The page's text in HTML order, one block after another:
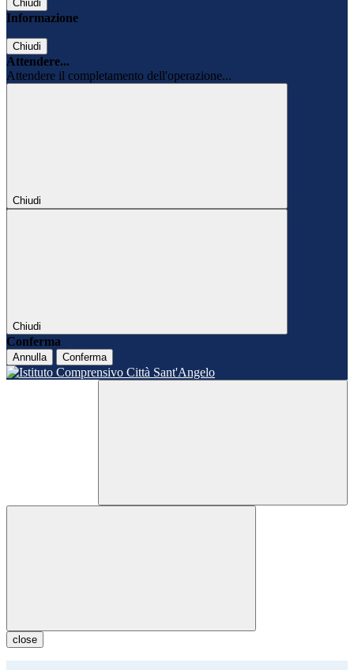
Chiudi
Informazione
Chiudi
Attendere...
Attendere il completamento dell'operazione...
Chiudi
Chiudi
Conferma
Annulla Conferma
close